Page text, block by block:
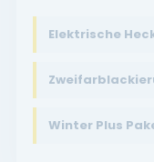
Elektrische
Winter Plus